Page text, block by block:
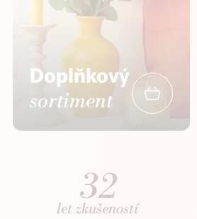
Doplňkový
sortiment
32
let zkušeností